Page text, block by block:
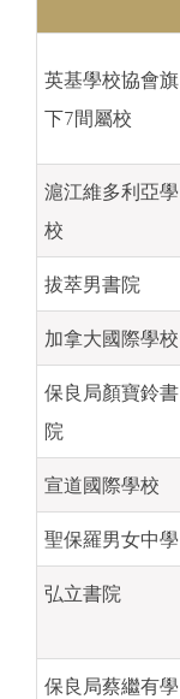
英基學校協會旗
下7間屬校
滬江維多利亞學
校
拔萃男書院
加拿大國際學校
保良局顏寶鈴書
院
宣道國際學校
聖保羅男女中學
弘立書院
保良局蔡繼有學